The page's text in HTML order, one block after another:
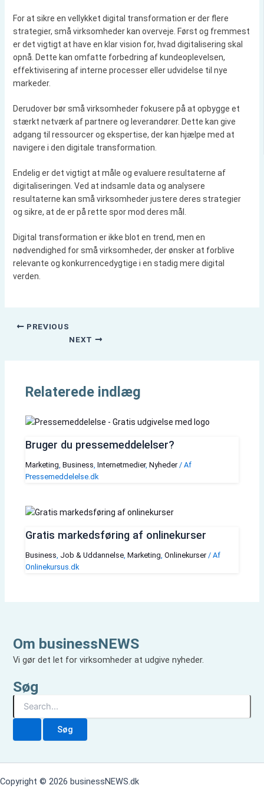
For at sikre en vellykket digital transformation er der flere
strategier, små virksomheder kan overveje. Først og fremmest
er det vigtigt at have en klar vision for, hvad digitalisering skal
opnå. Dette kan omfatte forbedring af kundeoplevelsen,
effektivisering af interne processer eller udvidelse til nye
markeder.
Derudover bør små virksomheder fokusere på at opbygge et
stærkt netværk af partnere og leverandører. Dette kan give
adgang til ressourcer og ekspertise, der kan hjælpe med at
navigere i den digitale transformation.
Endelig er det vigtigt at måle og evaluere resultaterne af
digitaliseringen. Ved at indsamle data og analysere
resultaterne kan små virksomheder justere deres strategier
og sikre, at de er på rette spor mod deres mål.
Digital transformation er ikke blot en trend, men en
nødvendighed for små virksomheder, der ønsker at forblive
relevante og konkurrencedygtige i en stadig mere digital
verden.
PREVIOUS
NEXT
Relaterede indlæg
Bruger du pressemeddelelser?
Marketing Business Internetmedier, Nyheder/ Af
Pressemeddelelse.dk
Gratis markedsføring af onlinekurser
Business Job & Uddannelse, Marketing Onlinekurser/ Af
Onlinekursus.dk
Om businessNEWS
Vi gør det let for virksomheder at udgive nyheder.
Søg
r
Copyright © 2026 businessNEWS.dk